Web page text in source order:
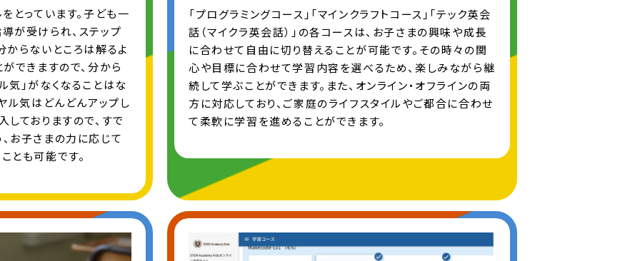
とっています。子ども一
が受けられ、ステップ
からないところは解るよ
できますので、分から
気」がなくなることはな
ル気はどんどんアップし
ておりますので、すで
お子さまの力に応じて
とも可能です。
「プログラミングコース」「マインクラフトコース」「テック英会
話（マイクラ英会話）」の各コースは、お子さまの興味や成長
に合わせて自由に切り替えることが可能です。その時々の関
心や目標に合わせて学習内容を選べるため、楽しみながら継
続して学ぶことができます。また、オンライン・オフラインの両
方に対応しており、ご家庭のライフスタイルやご都合に合わせ
て柔軟に学習を進めることができます。